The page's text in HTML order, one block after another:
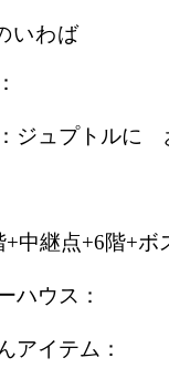
いわば
ジュプトルに
+中継点+6階+ボ
ハウス：
アイテム：